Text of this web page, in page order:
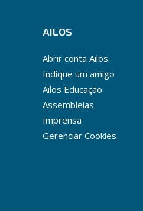
AILOS
Abrir conta Ailos
Indique um amigo
Ailos Educação
Assembleias
Imprensa
Gerenciar Cookies